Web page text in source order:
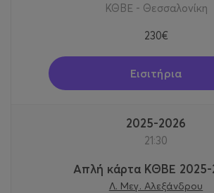
ΚΘΒΕ - Θεσσαλονίκη
230€
Εισιτήρια
2025-2026
21:30
Απλή κάρτα ΚΘΒΕ 2025-
Λ. Μεγ. Αλεξάνδρου